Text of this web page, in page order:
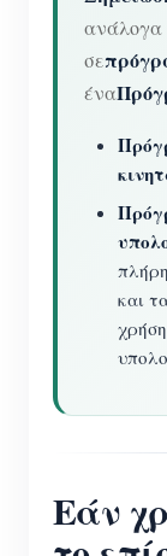
ανάλογα
σε
ένα
και
Εάν